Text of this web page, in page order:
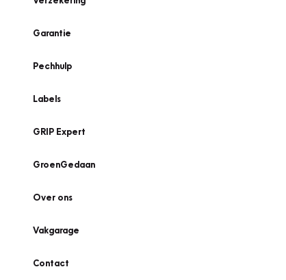
Garantie
Pechhulp
Labels
GRIP Expert
GroenGedaan
Over ons
Vakgarage
Contact